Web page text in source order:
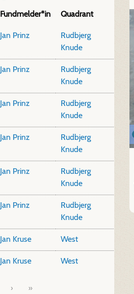
Fundmelder*in Quadrant
Jan Prinz
Rudbjerg
Knude
Jan Prinz
Rudbjerg
Knude
Jan Prinz
Rudbjerg
Knude
Jan Prinz
Rudbjerg
Knude
Jan Prinz
Rudbjerg
Knude
Jan Prinz
Rudbjerg
Knude
Jan Kruse West
Jan Kruse West
»